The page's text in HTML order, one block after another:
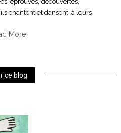
chantent et dansent, à leurs
More
ce blog